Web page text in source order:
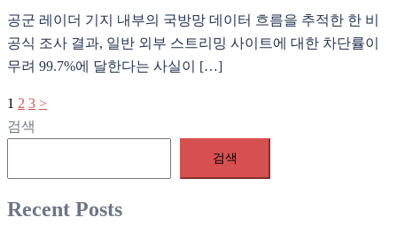
공군 레이더 기지 내부의 국방망 데이터 흐름을 추적한 한 비
공식 조사 결과, 일반 외부 스트리밍 사이트에 대한 차단률이
무려 99.7%에 달한다는 사실이 […]
글
페
지
매
1 2 3 >
검색
검색
Recent Posts